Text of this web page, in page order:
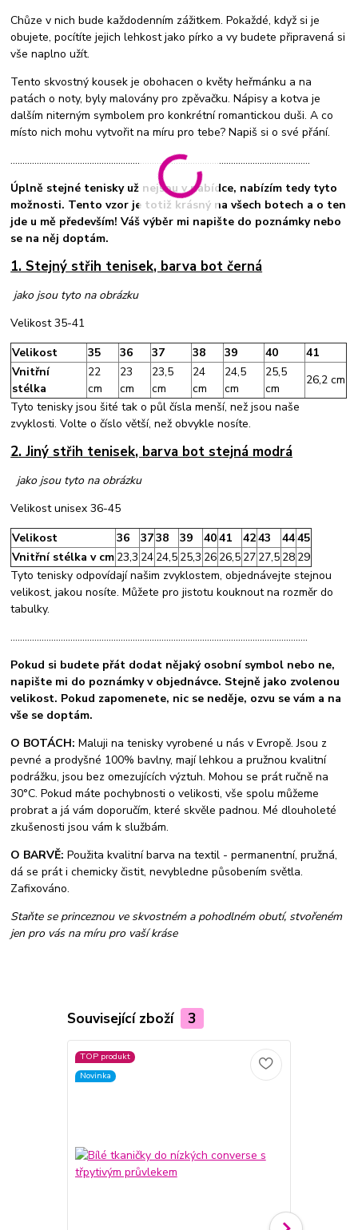
Chůze v nich bude každodenním zážitkem. Pokaždé, když si je
obujete, pocítíte jejich lehkost jako pírko a vy budete připravená si
vše naplno užít.
Tento skvostný kousek je obohacen o květy heřmánku a na
patách o noty, byly malovány pro zpěvačku. Nápisy a kotva je
dalším niterným symbolem pro konkrétní romantickou duši. A co
místo nich mohu vytvořit na míru pro tebe? Napiš si o své přání.
.............................................................................................................................
Úplně stejné tenisky už nejsou v nabídce, nabízím tedy tyto
možnosti. Tento vzor je totiž krásný na všech botech a o ten
jde u mě především! Váš výběr mi napište do poznámky nebo
se na něj doptám.
1. Stejný střih tenisek, barva bot černá
jako jsou tyto na obrázku
Velikost 35-41
Velikost
35 36 37 38 39 40
41
Vnitřní
stélka
22
cm
23
cm
23,5
cm
24
cm
24,5
cm
25,5
cm
26,2 cm
Tyto tenisky jsou šité tak o půl čísla menší, než jsou naše
zvyklosti. Volte o číslo větší, než obvykle nosíte.
2. Jiný střih tenisek, barva bot stejná modrá
jako jsou tyto na obrázku
Velikost unisex 36-45
Velikost
36 3738 39 4041 4243 4445
Vnitřní stélka v cm 23,3 24 24,5 25,3 26 26,5 27 27,5 28 29
Tyto tenisky odpovídají našim zvyklostem, objednávejte stejnou
velikost, jakou nosíte. Můžete pro jistotu kouknout na rozměr do
tabulky.
............................................................................................................................
Pokud si budete přát dodat nějaký osobní symbol nebo ne,
napište mi do poznámky v objednávce. Stejně jako zvolenou
velikost. Pokud zapomenete, nic se neděje, ozvu se vám a na
vše se doptám.
O BOTÁCH:Maluji na tenisky vyrobené u nás v Evropě. Jsou z
pevné a prodyšné 100% bavlny, mají lehkou a pružnou kvalitní
podrážku, jsou bez omezujících výztuh. Mohou se prát ručně na
30°C. Pokud máte pochybnosti o velikosti, vše spolu můžeme
probrat a já vám doporučím, které skvěle padnou. Mé dlouholeté
zkušenosti jsou vám k službám.
O BARVĚ: Použita kvalitní barva na textil - permanentní, pružná,
dá se prát i chemicky čistit, nevybledne působením světla.
Zafixováno.
Staňte se princeznou ve skvostném a pohodlném obutí, stvořeném
jen pro vás na míru pro vaší kráse
Související zboží 3
TOP produkt
Novinka